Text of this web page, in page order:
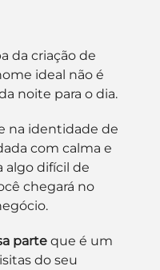
da criação de
ideal não é
noite para o dia.
na identidade de
com calma e
algo difícil de
chegará no
parte que é um
do seu